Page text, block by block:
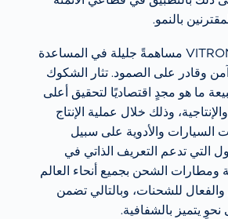
بالنمو.
تساهم حلول VITRONIC مساهمةً جليلة في المساعدة
وقادر على الصمود. تثار الشكوك
ما هو مجدٍ اقتصاديًا لتحقيق أعلى
وذلك خلال عملية الإنتاج
السيارات والأدوية على سبيل
التي تدعم التعريف الذاتي في
ومطارات الشحن بجميع أنحاء العالم
للشحنات، وبالتالي تضمن
يتميز بالشفافية.